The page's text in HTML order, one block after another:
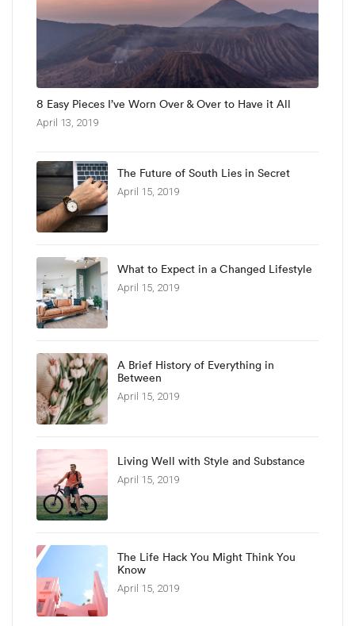
8 Easy Pieces I’ve Worn Over & Over to Have it All
April 13, 2019
The Future of South Lies in Secret
April 15, 2019
What to Expect in a Changed Lifestyle
April 15, 2019
A Brief History of Everything in
Between
April 15, 2019
Living Well with Style and Substance
April 15, 2019
The Life Hack You Might Think You
Know
April 15, 2019